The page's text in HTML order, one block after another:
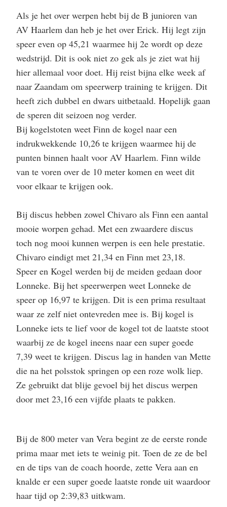
Als je het over werpen hebt bij de B junioren van
AV Haarlem dan heb je het over Erick. Hij legt zijn
speer even op 45,21 waarmee hij 2e wordt op deze
wedstrijd. Dit is ook niet zo gek als je ziet wat hij
hier allemaal voor doet. Hij reist bijna elke week af
naar Zaandam om speerwerp training te krijgen. Dit
heeft zich dubbel en dwars uitbetaald. Hopelijk gaan
de speren dit seizoen nog verder.
Bij kogelstoten weet Finn de kogel naar een
indrukwekkende 10,26 te krijgen waarmee hij de
punten binnen haalt voor AV Haarlem. Finn wilde
van te voren over de 10 meter komen en weet dit
voor elkaar te krijgen ook.
Bij discus hebben zowel Chivaro als Finn een aantal
mooie worpen gehad. Met een zwaardere discus
toch nog mooi kunnen werpen is een hele prestatie.
Chivaro eindigt met 21,34 en Finn met 23,18.
Speer en Kogel werden bij de meiden gedaan door
Lonneke. Bij het speerwerpen weet Lonneke de
speer op 16,97 te krijgen. Dit is een prima resultaat
waar ze zelf niet ontevreden mee is. Bij kogel is
Lonneke iets te lief voor de kogel tot de laatste stoot
waarbij ze de kogel ineens naar een super goede
7,39 weet te krijgen. Discus lag in handen van Mette
die na het polsstok springen op een roze wolk liep.
Ze gebruikt dat blije gevoel bij het discus werpen
door met 23,16 een vijfde plaats te pakken.
Bij de 800 meter van Vera begint ze de eerste ronde
prima maar met iets te weinig pit. Toen de ze de bel
en de tips van de coach hoorde, zette Vera aan en
knalde er een super goede laatste ronde uit waardoor
haar tijd op 2:39,83 uitkwam.